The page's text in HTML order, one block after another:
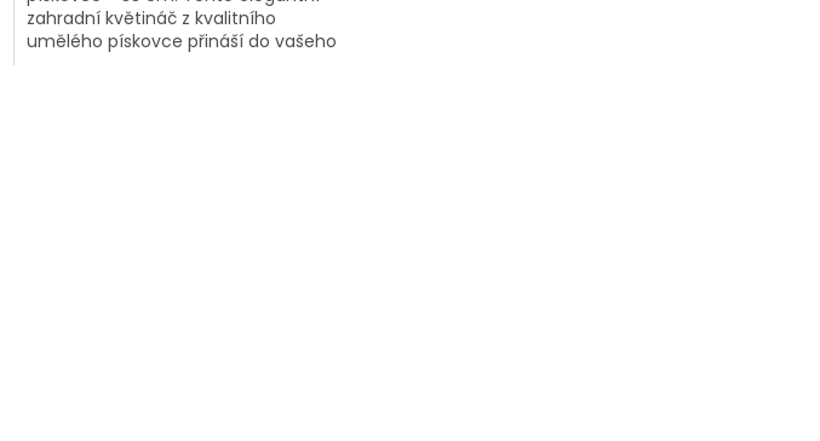
zahradní květináč z kvalitního
umělého pískovce přináší do vašeho